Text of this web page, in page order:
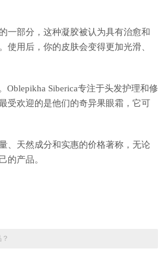
部分，这种凝胶被认为具有治愈和
用后，你的皮肤会变得更加光滑、
Siberica专注于头发护理和修
受欢迎的是他们的奇异果眼霜，它可
、天然成分和实惠的价格著称，无论
的产品。